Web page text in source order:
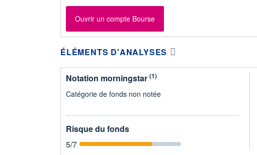
Ouvrir un compte Bourse
ÉLÉMENTS D'ANALYSES
Notation morningstar (1)
Catégorie de fonds non notée
Risque du fonds
5/7